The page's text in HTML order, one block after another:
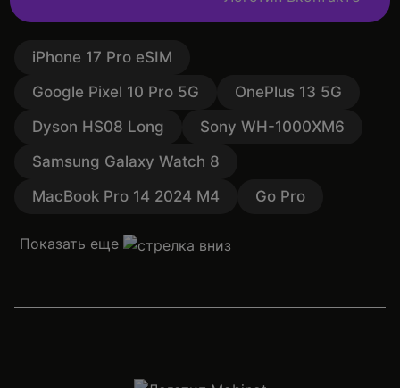
iPhone 17 Pro eSIM
Google Pixel 10 Pro 5G
OnePlus 13 5G
Dyson HS08 Long
Sony WH-1000XM6
Samsung Galaxy Watch 8
MacBook Pro 14 2024 M4
Go Pro
Показать еще